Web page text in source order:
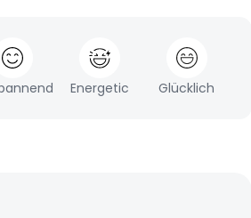
Energetic Glücklich